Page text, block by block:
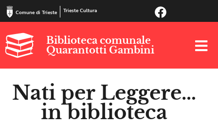
Comune di Trieste Trieste Cultura
Biblioteca comunale
Quarantotti Gambini
Nati per Leggere…
in biblioteca